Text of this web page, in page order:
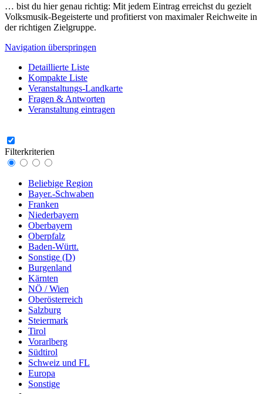
… bist du hier genau richtig: Mit jedem Eintrag erreichst du gezielt
Volksmusik-Begeisterte und profitierst von maximaler Reichweite in
der richtigen Zielgruppe.
Navigation überspringen
Detaillierte Liste
Kompakte Liste
Veranstaltungs-Landkarte
Fragen & Antworten
Veranstaltung eintragen
Filterkriterien
Beliebige Region
Bayer.-Schwaben
Franken
Niederbayern
Oberbayern
Oberpfalz
Baden-Württ.
Sonstige (D)
Burgenland
Kärnten
NÖ / Wien
Oberösterreich
Salzburg
Steiermark
Tirol
Vorarlberg
Südtirol
Schweiz und FL
Europa
Sonstige